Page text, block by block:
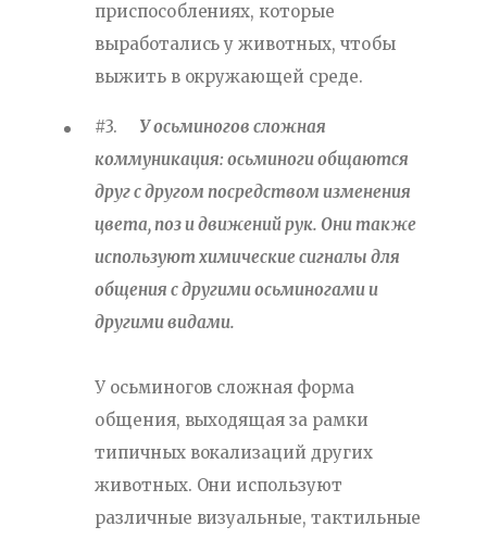
приспособлениях, которые
выработались у животных, чтобы
выжить в окружающей среде.
#3. У осьминогов сложная
коммуникация: осьминоги общаются
друг с другом посредством изменения
цвета, поз и движений рук. Они также
используют химические сигналы для
общения с другими осьминогами и
другими видами.
У осьминогов сложная форма
общения, выходящая за рамки
типичных вокализаций других
животных. Они используют
различные визуальные, тактильные